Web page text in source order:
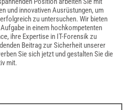
und innovativen Ausrüstungen, um
zu untersuchen. Wir bieten
in einem hochkompetenten
ihre Expertise in IT-Forensik zu
Beitrag zur Sicherheit unserer
Sie sich jetzt und gestalten Sie die
mit.